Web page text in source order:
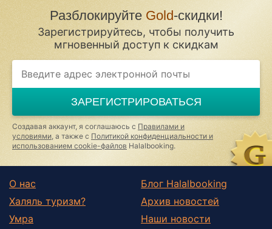
Разблокируйте Gold-скидки!
Зарегистрируйтесь, чтобы получить
мгновенный доступ к скидкам
If
you
ignore
this
field
ЗАРЕГИСТРИРОВАТЬСЯ
Создавая аккаунт, я соглашаюсь с Правилами и
условиями , а также с Политикой конфиденциальности и
использованием cookie-файлов Halalbooking.
О нас
Халяль туризм?
Умра
Блог Halalbooking
Архив новостей
Наши новости